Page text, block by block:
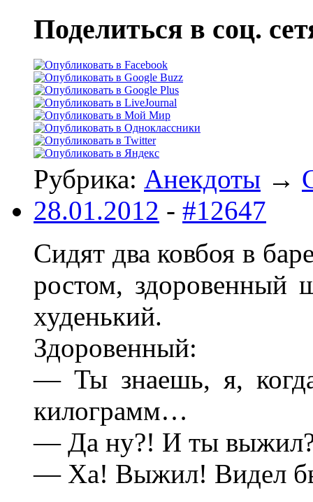
Поделиться в соц.
Рубрика: Анекдоты →
28.01.2012 - #12647
Сидят два ковбоя в
ростом,
худенький.
Здоровенный:
— Ты знаешь, я,
килограмм…
— Да ну?! И ты
— Ха! Выжил! Видел